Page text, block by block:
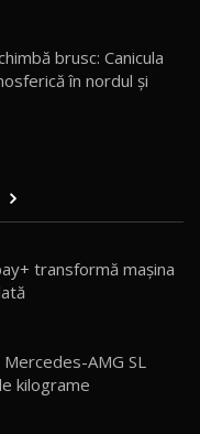
AutoBlog.MD
/ Test Drive
AutoBlog.MD
AutoBlog.MD
brusc: Canicula
în nordul și
transformă mașina
AMG SL
kilograme